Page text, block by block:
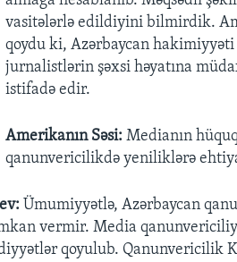
vasitələrlə edildiyini bilmirdik.
qoydu ki, Azərbaycan
jurnalistlərin şəxsi həyatına
istifadə edir.
Amerikanın Səsi: Medianın
qanunvericilikdə yeniliklərə
Ümumiyyətlə, Azərbaycan
vermir. Media
qoyulub. Qanunvericilik